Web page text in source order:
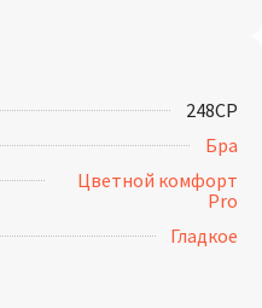
248CP
Бра
Цветной комфорт
Pro
Гладкое